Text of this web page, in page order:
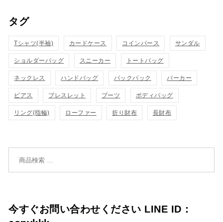
タグ
Tシャツ(半袖) カードケース コインパース サンダル
ショルダーバッグ スニーカー トートバッグ
ネックレス ハンドバッグ バックパック パーカー
ピアス ブレスレット ブーツ ボディバッグ
リング(指輪) ローファー 折り財布 長財布
今すぐお問い合わせください LINE ID：